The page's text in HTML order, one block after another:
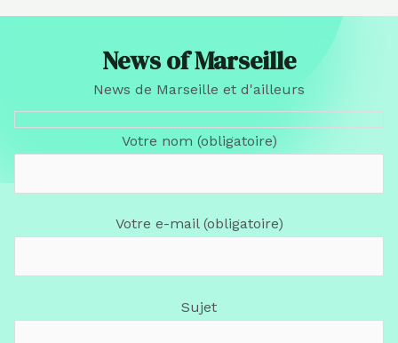
News of Marseille
News de Marseille et d'ailleurs
Votre nom (obligatoire)
Votre e-mail (obligatoire)
Sujet